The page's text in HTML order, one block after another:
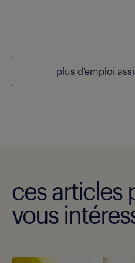
plus d'emploi
ces articles
vous